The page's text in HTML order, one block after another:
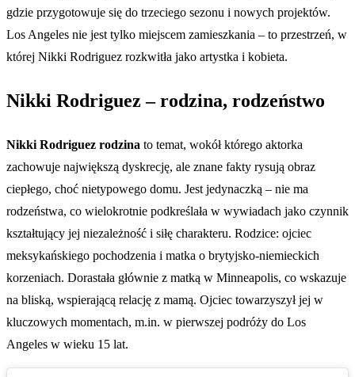
gdzie przygotowuje się do trzeciego sezonu i nowych projektów.
Los Angeles nie jest tylko miejscem zamieszkania – to przestrzeń, w
której Nikki Rodriguez rozkwitła jako artystka i kobieta.
Nikki Rodriguez – rodzina, rodzeństwo
Nikki Rodriguez rodzina to temat, wokół którego aktorka
zachowuje największą dyskrecję, ale znane fakty rysują obraz
ciepłego, choć nietypowego domu. Jest jedynaczką – nie ma
rodzeństwa, co wielokrotnie podkreślała w wywiadach jako czynnik
kształtujący jej niezależność i siłę charakteru. Rodzice: ojciec
meksykańskiego pochodzenia i matka o brytyjsko-niemieckich
korzeniach. Dorastała głównie z matką w Minneapolis, co wskazuje
na bliską, wspierającą relację z mamą. Ojciec towarzyszył jej w
kluczowych momentach, m.in. w pierwszej podróży do Los
Angeles w wieku 15 lat.